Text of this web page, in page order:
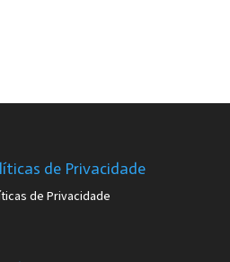
de Privacidade
de Privacidade